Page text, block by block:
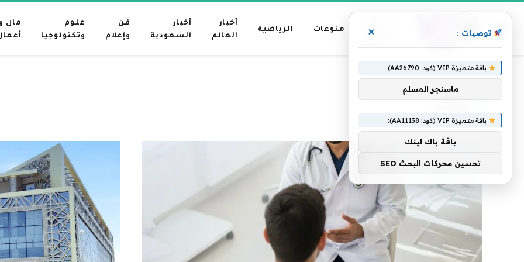
رئيسية
منوعات الرياضية
أخبار
العالم
أخبار
السعودية
فن
وإعلام
علوم
وتكنولوجيا
مال و
الرئيسية » التوطين » الصفحة 3
التوطين
توصيات : ×
باقة متميزة VIP (كود: AA26790):
ماسنجر المسلم
باقة متميزة VIP (كود: AA11138):
باقة باك لينك
تحسين محركات البحث SEO